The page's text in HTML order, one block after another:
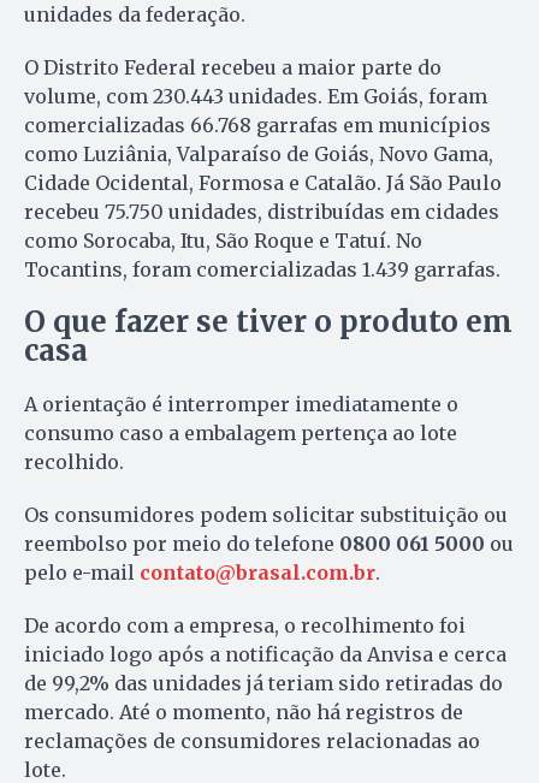
unidades da federação.
O Distrito Federal recebeu a maior parte do
volume, com 230.443 unidades. Em Goiás, foram
comercializadas 66.768 garrafas em municípios
como Luziânia, Valparaíso de Goiás, Novo Gama,
Cidade Ocidental, Formosa e Catalão. Já São Paulo
recebeu 75.750 unidades, distribuídas em cidades
como Sorocaba, Itu, São Roque e Tatuí. No
Tocantins, foram comercializadas 1.439 garrafas.
O que fazer se tiver o produto em
casa
A orientação é interromper imediatamente o
consumo caso a embalagem pertença ao lote
recolhido.
Os consumidores podem solicitar substituição ou
reembolso por meio do telefone 0800 061 5000 ou
pelo e-mail contato@brasal.com.br.
De acordo com a empresa, o recolhimento foi
iniciado logo após a notificação da Anvisa e cerca
de 99,2% das unidades já teriam sido retiradas do
mercado. Até o momento, não há registros de
reclamações de consumidores relacionadas ao
lote.